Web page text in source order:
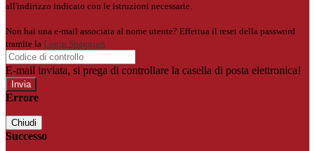
all'indirizzo indicato con le istruzioni necessarie.
Non hai una e-mail associata al nome utente? Effettua il reset della password
tramite la Login Spaggiari
E-mail inviata, si prega di controllare la casella di posta elettronica!
Errore
Chiudi
Successo